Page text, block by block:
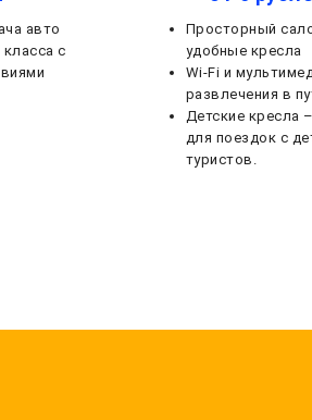
авто
с
Просторный
удобные кресла
Wi-Fi и
развлечения в
Детские кресла
для поездок с
туристов.